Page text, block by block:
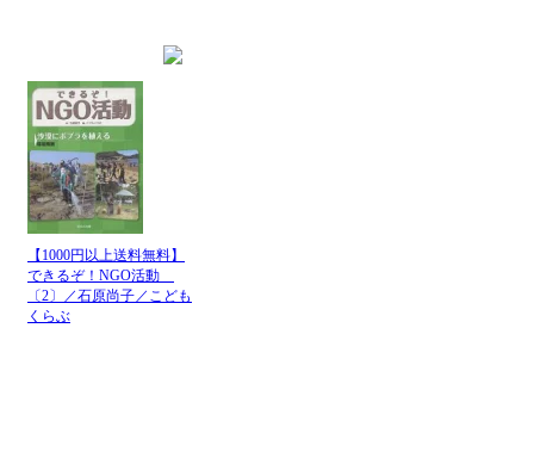
【1000円以上送料無料】
できるぞ！NGO活動
〔2〕／石原尚子／こども
くらぶ